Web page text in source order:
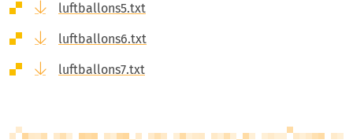
luftballons5.txt
luftballons6.txt
luftballons7.txt